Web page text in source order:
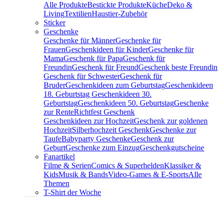
Alle ProdukteBestickte ProdukteKücheDeko &
LivingTextilienHaustier-Zubehör
Sticker
Geschenke
Geschenke für MännerGeschenke für
FrauenGeschenkideen für KinderGeschenke für
MamaGeschenk für PapaGeschenk für
FreundinGeschenk für FreundGeschenk beste Freundin
Geschenk für SchwesterGeschenk für
BruderGeschenkideen zum GeburtstagGeschenkideen
18. Geburtstag Geschenkideen 30.
GeburtstagGeschenkideen 50. GeburtstagGeschenke
zur RenteRichtfest Geschenk
Geschenkideen zur HochzeitGeschenk zur goldenen
HochzeitSilberhochzeit GeschenkGeschenke zur
TaufeBabyparty GeschenkeGeschenk zur
GeburtGeschenke zum EinzugGeschenkgutscheine
Fanartikel
Filme & SerienComics & SuperheldenKlassiker &
KidsMusik & BandsVideo-Games & E-SportsAlle
Themen
T-Shirt der Woche